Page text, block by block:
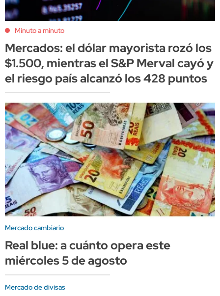
Minuto a minuto
Mercados: el dólar mayorista rozó los
$1.500, mientras el S&P Merval cayó y
el riesgo país alcanzó los 428 puntos
Mercado cambiario
Real blue: a cuánto opera este
miércoles 5 de agosto
Mercado de divisas